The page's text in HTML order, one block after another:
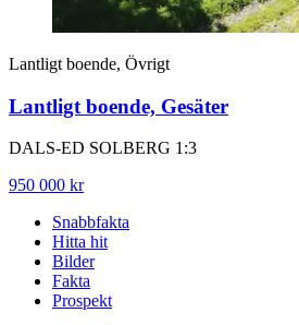
Lantligt boende, Övrigt
Lantligt boende, Gesäter
DALS-ED SOLBERG 1:3
950 000 kr
Snabbfakta
Hitta hit
Bilder
Fakta
Prospekt